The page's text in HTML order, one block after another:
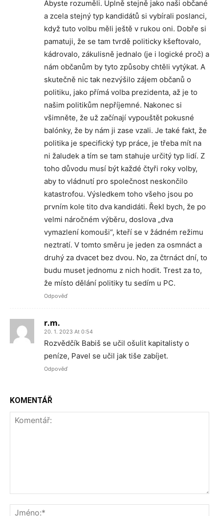
Abyste rozuměli. Úplně stejně jako naši občané
a zcela stejný typ kandidátů si vybírali poslanci,
když tuto volbu měli ještě v rukou oni. Dobře si
pamatuji, že se tam tvrdě politicky kšeftovalo,
kádrovalo, zákulisně jednalo (je i logické proč) a
nám občanům by tyto způsoby chtěli vytýkat. A
skutečně nic tak nezvýšilo zájem občanů o
politiku, jako přímá volba prezidenta, až je to
našim politikům nepříjemné. Nakonec si
všimněte, že už začínají vypouštět pokusné
balónky, že by nám ji zase vzali. Je také fakt, že
politika je specifický typ práce, je třeba mít na
ni žaludek a tím se tam stahuje určitý typ lidí. Z
toho důvodu musí být každé čtyři roky volby,
aby to vládnutí pro společnost neskončilo
katastrofou. Výsledkem toho všeho jsou po
prvním kole tito dva kandidáti. Řekl bych, že po
velmi náročném výběru, doslova „dva
vymazlení komouši“, kteří se v žádném režimu
neztratí. V tomto směru je jeden za osmnáct a
druhý za dvacet bez dvou. No, za čtrnáct dní, to
budu muset jednomu z nich hodit. Trest za to,
že místo dělání politiky tu sedím u PC.
Odpověď
r.m.
20. 1. 2023 At 0:54
Rozvědčík Babiš se učil ošulit kapitalisty o
peníze, Pavel se učil jak tiše zabíjet.
Odpověď
KOMENTÁŘ